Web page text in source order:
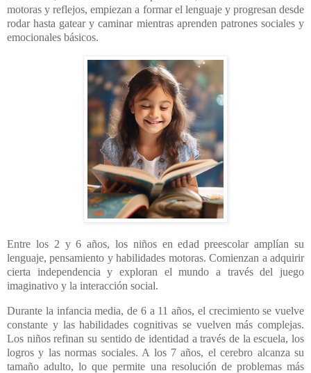
motoras y reflejos, empiezan a formar el lenguaje y progresan desde
rodar hasta gatear y caminar mientras aprenden patrones sociales y
emocionales básicos.
Entre los 2 y 6 años, los niños en edad preescolar amplían su
lenguaje, pensamiento y habilidades motoras. Comienzan a adquirir
cierta independencia y exploran el mundo a través del juego
imaginativo y la interacción social.
Durante la infancia media, de 6 a 11 años, el crecimiento se vuelve
constante y las habilidades cognitivas se vuelven más complejas.
Los niños refinan su sentido de identidad a través de la escuela, los
logros y las normas sociales. A los 7 años, el cerebro alcanza su
tamaño adulto, lo que permite una resolución de problemas más